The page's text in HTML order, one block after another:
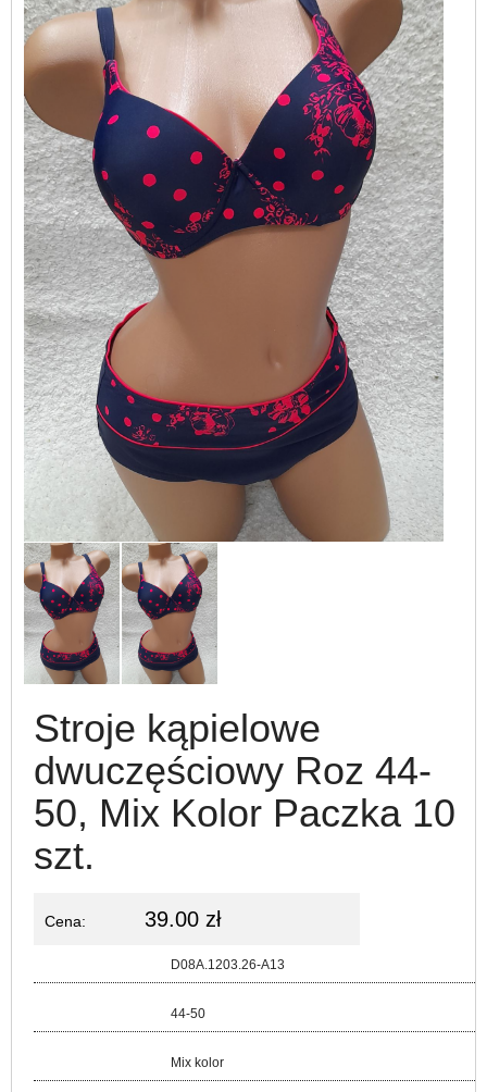
Stroje kąpielowe
dwuczęściowy Roz 44-
50, Mix Kolor Paczka 10
szt.
Cena: 39.00 zł
D08A.1203.26-A13
44-50
Mix kolor